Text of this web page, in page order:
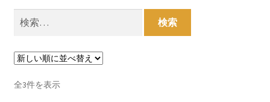
キ
ッ
プ
検
索:
全3件を表示新